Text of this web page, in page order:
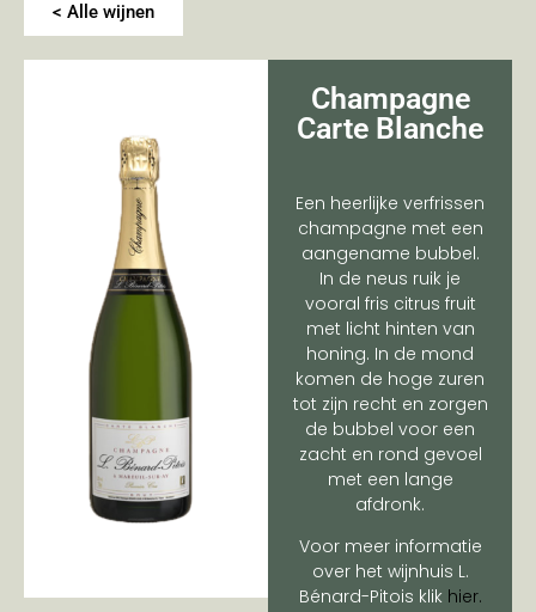
< Alle wijnen
Champagne
Carte Blanche
Een heerlijke verfrissen
champagne met een
aangename bubbel.
In de neus ruik je
vooral fris citrus fruit
met licht hinten van
honing. In de mond
komen de hoge zuren
tot zijn recht en zorgen
de bubbel voor een
zacht en rond gevoel
met een lange
afdronk.
Voor meer informatie
over het wijnhuis L.
Bénard-Pitois klik hier.